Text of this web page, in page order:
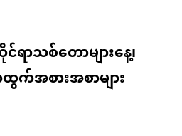
ာသစ်တောများနေ့၊
အစားအစာများ